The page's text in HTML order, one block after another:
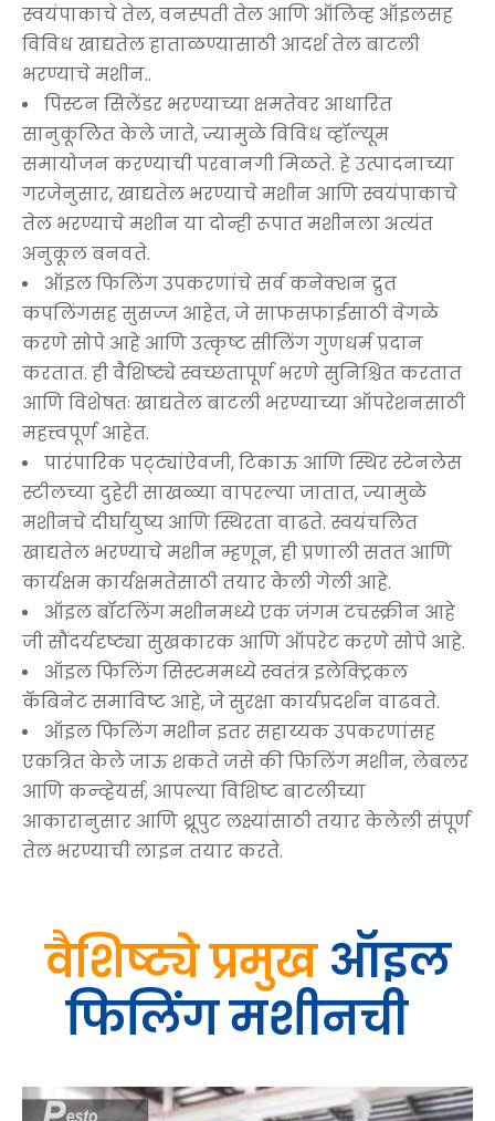
स्वयंपाकाचे तेल, वनस्पती तेल आणि ऑलिव्ह ऑइलसह
विविध खाद्यतेल हाताळण्यासाठी आदर्श तेल बाटली
भरण्याचे मशीन..
पिस्टन सिलेंडर भरण्याच्या क्षमतेवर आधारित
सानुकूलित केले जाते, ज्यामुळे विविध व्हॉल्यूम
समायोजन करण्याची परवानगी मिळते. हे उत्पादनाच्या
गरजेनुसार, खाद्यतेल भरण्याचे मशीन आणि स्वयंपाकाचे
तेल भरण्याचे मशीन या दोन्ही रूपात मशीनला अत्यंत
अनुकूल बनवते.
ऑइल फिलिंग उपकरणांचे सर्व कनेक्शन द्रुत
कपलिंगसह सुसज्ज आहेत, जे साफसफाईसाठी वेगळे
करणे सोपे आहे आणि उत्कृष्ट सीलिंग गुणधर्म प्रदान
करतात. ही वैशिष्ट्ये स्वच्छतापूर्ण भरणे सुनिश्चित करतात
आणि विशेषतः खाद्यतेल बाटली भरण्याच्या ऑपरेशनसाठी
महत्त्वपूर्ण आहेत.
पारंपारिक पट्ट्यांऐवजी, टिकाऊ आणि स्थिर स्टेनलेस
स्टीलच्या दुहेरी साखळ्या वापरल्या जातात, ज्यामुळे
मशीनचे दीर्घायुष्य आणि स्थिरता वाढते. स्वयंचलित
खाद्यतेल भरण्याचे मशीन म्हणून, ही प्रणाली सतत आणि
कार्यक्षम कार्यक्षमतेसाठी तयार केली गेली आहे.
ऑइल बॉटलिंग मशीनमध्ये एक जंगम टचस्क्रीन आहे
जी सौंदर्यदृष्ट्या सुखकारक आणि ऑपरेट करणे सोपे आहे.
ऑइल फिलिंग सिस्टममध्ये स्वतंत्र इलेक्ट्रिकल
कॅबिनेट समाविष्ट आहे, जे सुरक्षा कार्यप्रदर्शन वाढवते.
ऑइल फिलिंग मशीन इतर सहाय्यक उपकरणांसह
एकत्रित केले जाऊ शकते जसे की फिलिंग मशीन, लेबलर
आणि कन्व्हेयर्स, आपल्या विशिष्ट बाटलीच्या
आकारानुसार आणि थ्रूपुट लक्ष्यांसाठी तयार केलेली संपूर्ण
तेल भरण्याची लाइन तयार करते.
वैशिष्ट्येप्रमुख ऑइल
फिलिंग मशीनची